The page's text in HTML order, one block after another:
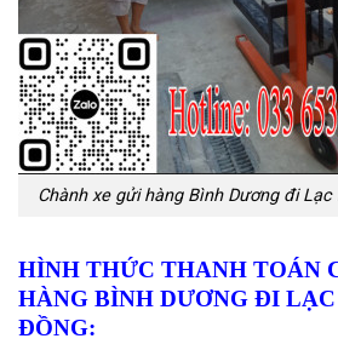
Chành xe gửi hàng Bình Dương đi Lạc
HÌNH THỨC THANH TOÁN
HÀNG BÌNH DƯƠNG ĐI
ĐỒNG: